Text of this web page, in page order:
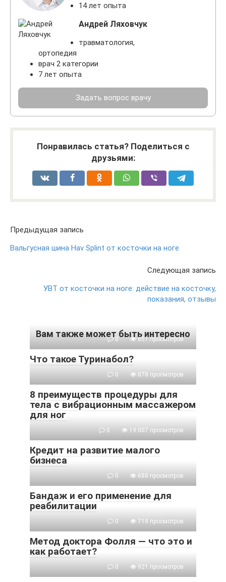
14 лет опыта
Андрей Ляховчук
травматология,
ортопедия
врач 2 категории
7 лет опыта
Задать вопрос врачу
Понравилась статья? Поделиться с
друзьями:
Предыдущая запись
Вальгусная шина Hav Splint от косточки на ноге
Следующая запись
УВТ от косточки на ноге: действие на косточку,
показания, отзывы
Вам также может быть интересно
0 851 просмотров
Что такое Туринабол?
0 878 просмотров
8 преимуществ процедуры для
тела с вибрационным массажером
для ног
0 19 007 просмотров
Кредит на развитие малого
бизнеса
0 688 просмотров
Бандаж и его применение для
реабилитации
0 718 просмотров
Метод доктора Фолля — что это и
как работает?
0 921 просмотров